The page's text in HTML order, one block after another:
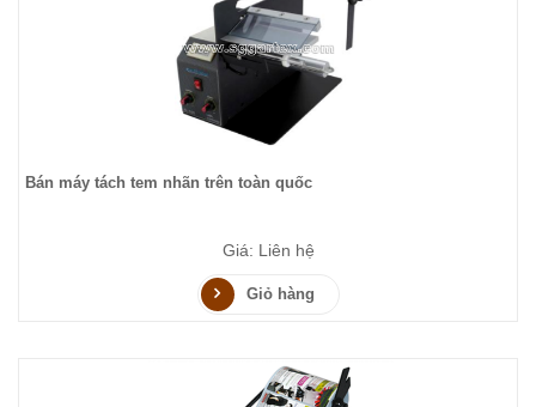
Bán máy tách tem nhãn trên toàn quốc
Giá: Liên hệ
Giỏ hàng